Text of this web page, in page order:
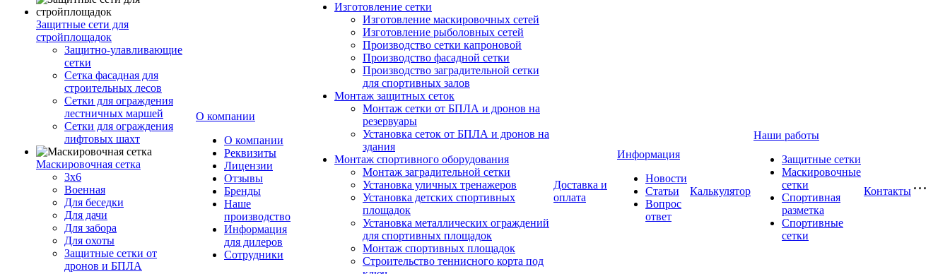
Защитные сети для
стройплощадок
Защитно-улавливающие
сетки
Сетка фасадная для
строительных лесов
Сетки для ограждения
лестничных маршей
Сетки для ограждения
лифтовых шахт
Маскировочная сетка
3х6
Военная
Для беседки
Для дачи
Для забора
Для охоты
Защитные сетки от
дронов и БПЛА
О компании
О компании
Реквизиты
Лицензии
Отзывы
Бренды
Наше
производство
Информация
для дилеров
Сотрудники
Изготовление сетки
Изготовление маскировочных сетей
Изготовление рыболовных сетей
Производство сетки капроновой
Производство фасадной сетки
Производство заградительной сетки
для спортивных залов
Монтаж защитных сеток
Монтаж сетки от БПЛА и дронов на
резервуары
Установка сеток от БПЛА и дронов на
здания
Монтаж спортивного оборудования
Монтаж заградительной сетки
Установка уличных тренажеров
Установка детских спортивных
площадок
Установка металлических ограждений
для спортивных площадок
Монтаж спортивных площадок
Строительство теннисного корта под
Доставка и
оплата
Информация
Новости
Статьи
Вопрос
ответ
Калькулятор
Наши работы
Защитные сетки
Маскировочные
сетки
Спортивная
разметка
Спортивные
сетки
Контакты